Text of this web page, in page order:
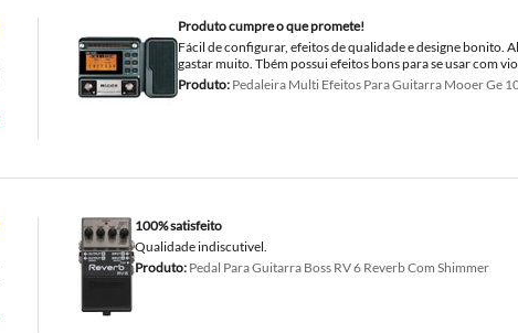
Produto cumpre o que promete!
Fácil de configurar, efeitos de qualidade e designe bonito.
gastar muito. Tbém possui efeitos bons para se usar com
Produto:Pedaleira Multi Efeitos Para Guitarra Mooer Ge
100% satisfeito
Qualidade indiscutivel.
Produto:Pedal Para Guitarra Boss RV 6 Reverb Com Shimmer